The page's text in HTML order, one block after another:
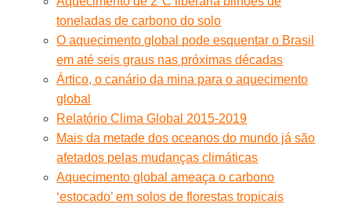
toneladas de carbono do solo
O aquecimento global pode esquentar o Brasil
em até seis graus nas próximas décadas
Ártico, o canário da mina para o aquecimento
global
Relatório Clima Global 2015-2019
Mais da metade dos oceanos do mundo já são
afetados pelas mudanças climáticas
Aquecimento global ameaça o carbono
‘estocado’ em solos de florestas tropicais